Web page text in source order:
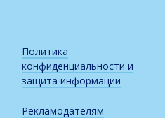
Политика
конфиденциальности и
защита информации
Рекламодателям